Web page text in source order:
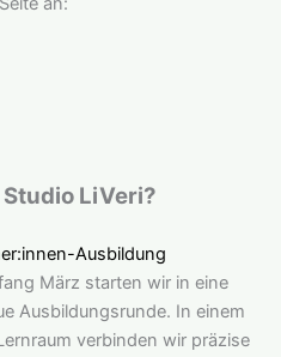
LiVeri?
Ausbildung
März starten wir in eine
Ausbildungsrunde. In einem
verbinden wir präzise